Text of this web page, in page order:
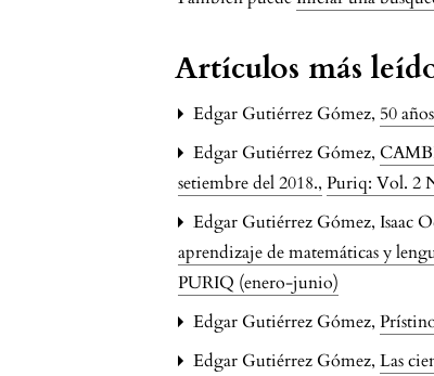
Artículos más
Edgar Gutiérrez Gómez, 50
Edgar Gutiérrez Gómez,
setiembre del 2018.,Puriq: Vol. 2
Edgar Gutiérrez Gómez, Isaac
aprendizaje de matemáticas y
PURIQ (enero-junio)
Edgar Gutiérrez Gómez,
Edgar Gutiérrez Gómez,Las